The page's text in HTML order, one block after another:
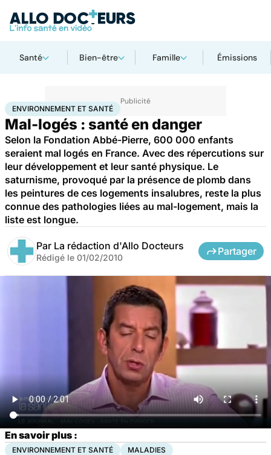
Santé Bien-être Famille Émissions
AccueilBien-êtreEnvironnement et santé
ENVIRONNEMENT ET SANTÉ
Mal-logés : santé en danger
Selon la Fondation Abbé-Pierre, 600 000 enfants
seraient mal logés en France. Avec des répercutions sur
leur développement et leur santé physique. Le
saturnisme, provoqué par la présence de plomb dans
les peintures de ces logements insalubres, reste la plus
connue des pathologies liées au mal-logement, mais la
liste est longue.
Par La rédaction d'Allo Docteurs
Rédigé le 01/02/2010
Partager
En savoir plus :
ENVIRONNEMENT ET SANTÉ MALADIES